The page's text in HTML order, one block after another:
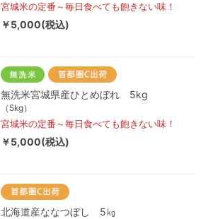
宮城米の定番～毎日食べても飽きない味！
￥5,000(税込)
無洗米宮城県産ひとめぼれ 5kg
（5kg）
宮城米の定番～毎日食べても飽きない味！
￥5,000(税込)
北海道産ななつぼし 5㎏